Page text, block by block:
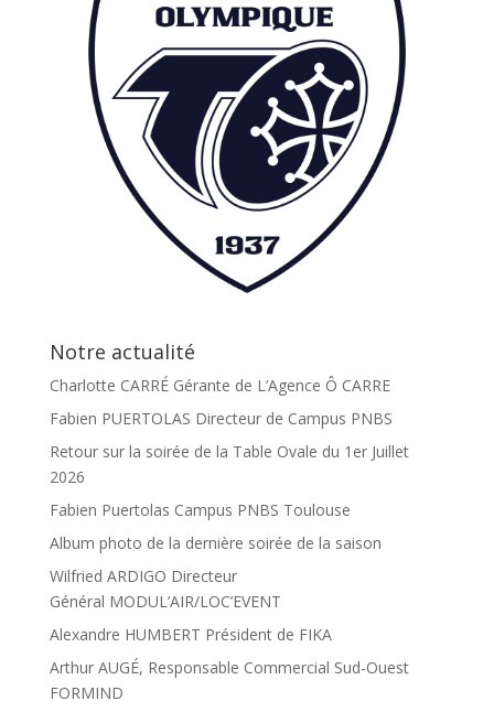
Notre actualité
Charlotte CARRÉ Gérante de L’Agence Ô CARRE
Fabien PUERTOLAS Directeur de Campus PNBS
Retour sur la soirée de la Table Ovale du 1er Juillet
2026
Fabien Puertolas Campus PNBS Toulouse
Album photo de la dernière soirée de la saison
Wilfried ARDIGO Directeur
Général MODUL’AIR/LOC’EVENT
Alexandre HUMBERT Président de FIKA
Arthur AUGÉ, Responsable Commercial Sud-Ouest
FORMIND